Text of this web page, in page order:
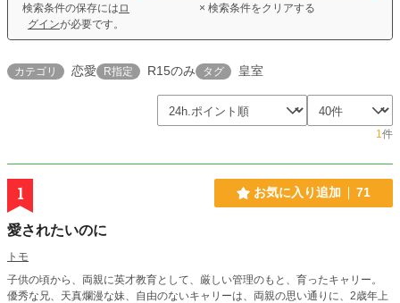
検索条件の保存には ロ
グインが必要です。
× 検索条件をクリアする
カテゴリ 恋愛 R指定 R15のみ タグ 皇室
1件
1 お気に入り追加 71
愛されたいのに
トモ
子供の頃から、両親に英才教育として、厳しい管理のもと、育ったキャリー。
優秀な兄、天真爛漫な妹、自由のないキャリーは、両親の思い通りに、2歳年上